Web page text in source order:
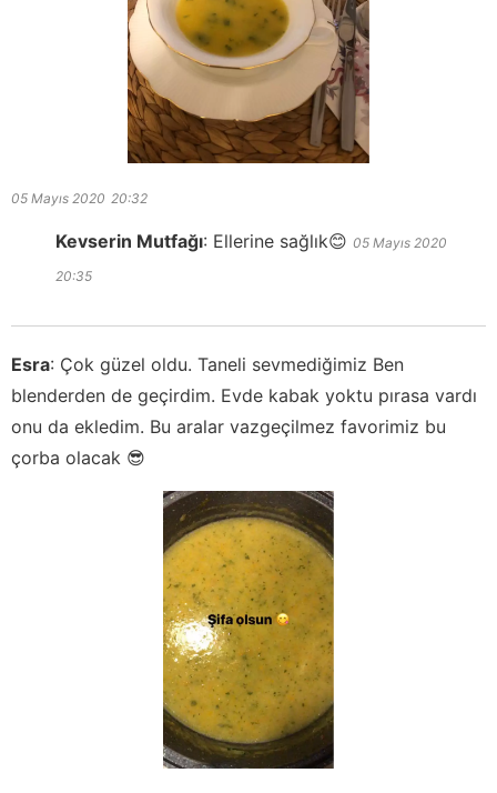
05 Mayıs 2020 20:32
Kevserin Mutfağı: Ellerine sağlık😊 05 Mayıs 2020
20:35
Esra: Çok güzel oldu. Taneli sevmediğimiz Ben
blenderden de geçirdim. Evde kabak yoktu pırasa vardı
onu da ekledim. Bu aralar vazgeçilmez favorimiz bu
çorba olacak 😎